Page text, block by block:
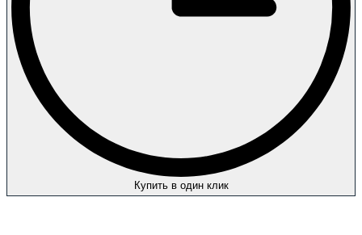
Купить в один клик